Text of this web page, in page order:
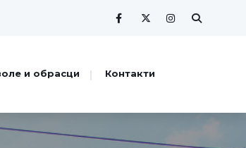
и обрасци Контакти